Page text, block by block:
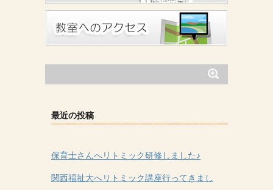
最近の投稿
保育士さんへリトミック研修しました♪
関西福祉大へリトミック講座行ってきまし